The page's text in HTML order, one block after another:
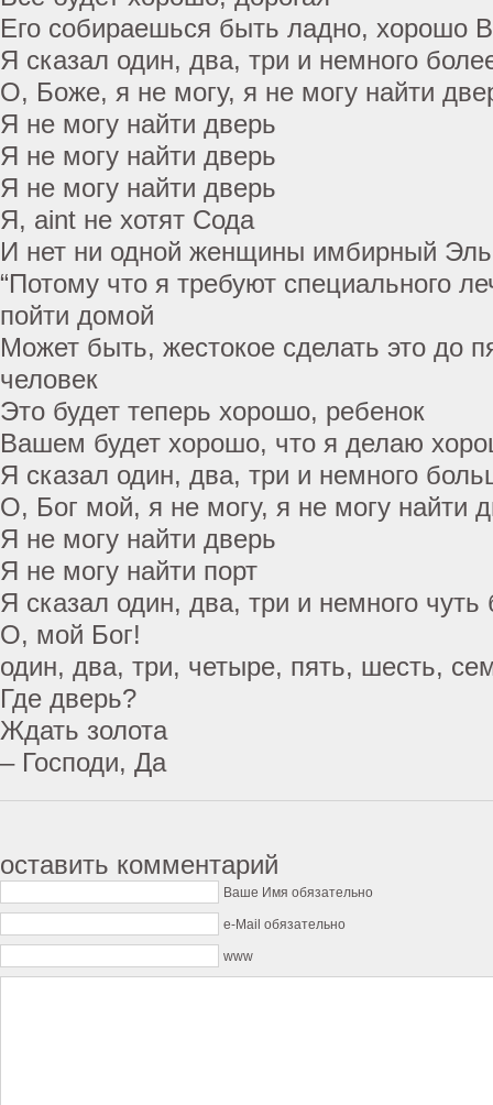
Его собираешься быть ладно, хорошо В
Я сказал один, два, три и немного
О, Боже, я не могу, я не могу найти
Я не могу найти дверь
Я не могу найти дверь
Я не могу найти дверь
Я, aint не хотят Сода
И нет ни одной женщины имбирный Эль
“Потому что я требуют специального
пойти домой
Может быть, жестокое сделать это до
человек
Это будет теперь хорошо, ребенок
Вашем будет хорошо, что я делаю
Я сказал один, два, три и немного
О, Бог мой, я не могу, я не могу найти
Я не могу найти дверь
Я не могу найти порт
Я сказал один, два, три и немного
О, мой Бог!
один, два, три, четыре, пять, шесть,
Где дверь?
Ждать золота
– Господи, Да
оставить комментарий
Ваше Имя обязательно
e-Mail обязательно
www